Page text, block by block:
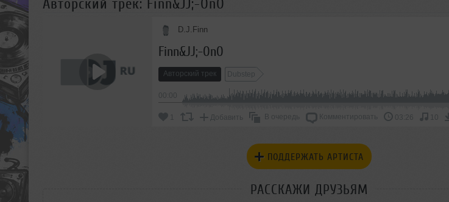
Авторский трек: Finn&JJ;-OnO
D.J.Finn
Finn&JJ;-OnO
Авторский трек Dubstep
Добавить В очередь Комментировать 03:26
ПОДДЕРЖАТЬ АРТИСТА
РАССКАЖИ ДРУЗЬЯМ